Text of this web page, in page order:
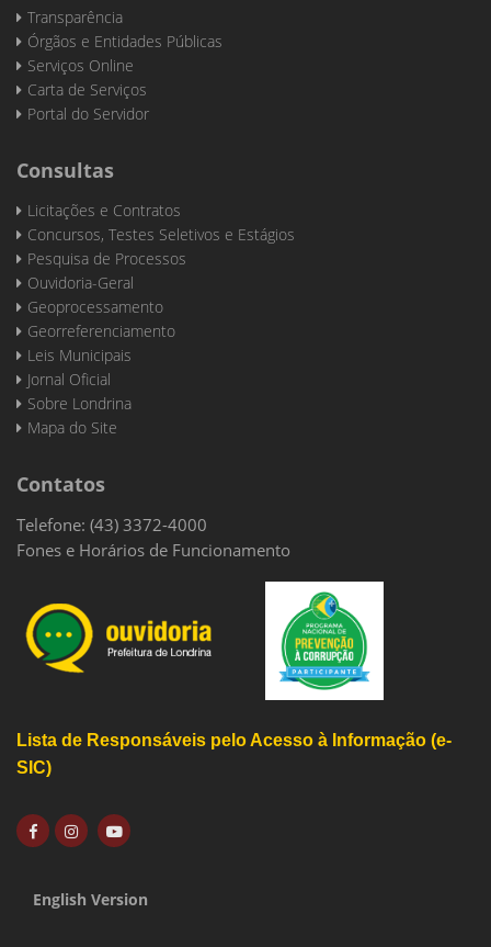
Transparência
Órgãos e Entidades Públicas
Serviços Online
Carta de Serviços
Portal do Servidor
Consultas
Licitações e Contratos
Concursos, Testes Seletivos e Estágios
Pesquisa de Processos
Ouvidoria-Geral
Geoprocessamento
Georreferenciamento
Leis Municipais
Jornal Oficial
Sobre Londrina
Mapa do Site
Contatos
Telefone: (43) 3372-4000
Fones e Horários de Funcionamento
Lista de Responsáveis pelo Acesso à Informação (e-
SIC)
English Version